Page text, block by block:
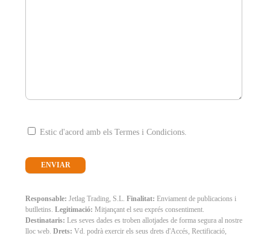
Estic d'acord amb els Termes i Condicions.
Responsable: Jetlag Trading, S.L.Finalitat: Enviament de publicacions i
butlletins.Legitimació: Mitjançant el seu exprés consentiment.
Destinataris: Les seves dades es troben allotjades de forma segura al nostre
lloc web.Drets: Vd. podrà exercir els seus drets d'Accés, Rectificació,